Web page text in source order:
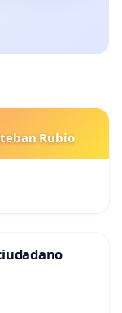
Rubio